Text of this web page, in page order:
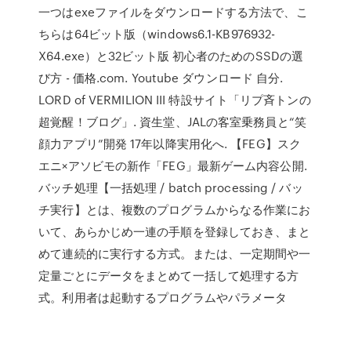
一つはexeファイルをダウンロードする方法で、こ
ちらは64ビット版（windows6.1-KB976932-
X64.exe）と32ビット版 初心者のためのSSDの選
び方 - 価格.com. Youtube ダウンロード 自分.
LORD of VERMILION III 特設サイト「リプ斉トンの
超覚醒！ブログ」. 資生堂、JALの客室乗務員と“笑
顔力アプリ”開発 17年以降実用化へ. 【FEG】スク
エニ×アソビモの新作「FEG」最新ゲーム内容公開.
バッチ処理【一括処理 / batch processing / バッ
チ実行】とは、複数のプログラムからなる作業にお
いて、あらかじめ一連の手順を登録しておき、まと
めて連続的に実行する方式。または、一定期間や一
定量ごとにデータをまとめて一括して処理する方
式。利用者は起動するプログラムやパラメータ